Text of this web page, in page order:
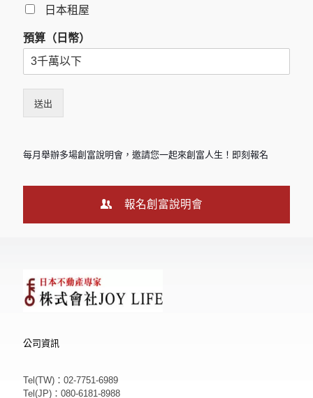
日本租屋
預算（日幣）
送出
每月舉辦多場創富說明會，邀請您一起來創富人生！即刻報名
報名創富說明會
公司資訊
Tel(TW)：02-7751-6989
Tel(JP)：080-6181-8988